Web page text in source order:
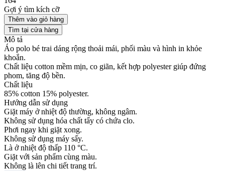
Gợi ý tìm kích cỡ
Thêm vào giỏ hàng
Tìm tại cửa hàng
Mô tả
Áo polo bé trai dáng rộng thoải mái, phối màu và hình in khỏe
khoắn.
Chất liệu cotton mềm mịn, co giãn, kết hợp polyester giúp đứng
phom, tăng độ bền.
Chất liệu
85% cotton 15% polyester.
Hướng dẫn sử dụng
Giặt máy ở nhiệt độ thường, không ngâm.
Không sử dụng hóa chất tẩy có chứa clo.
Phơi ngay khi giặt xong.
Không sử dụng máy sấy.
Là ở nhiệt độ thấp 110 °C.
Giặt với sản phẩm cùng màu.
Không là lên chi tiết trang trí.